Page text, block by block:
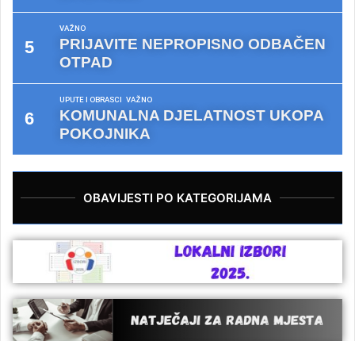
VAŽNO
PRIJAVITE NEPROPISNO ODBAČEN
OTPAD
UPUTE I OBRASCI VAŽNO
KOMUNALNA DJELATNOST UKOPA
POKOJNIKA
OBAVIJESTI PO KATEGORIJAMA